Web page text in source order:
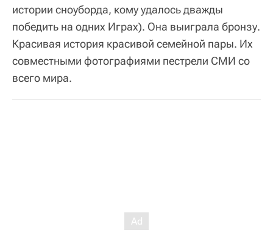
истории сноуборда, кому удалось дважды
победить на одних Играх). Она выиграла бронзу.
Красивая история красивой семейной пары. Их
совместными фотографиями пестрели СМИ со
всего мира.